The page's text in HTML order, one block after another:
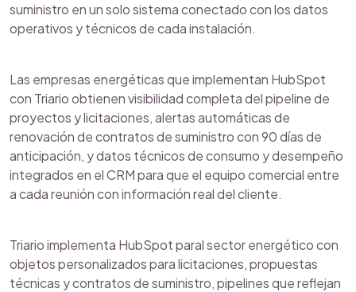
suministro en un solo sistema conectado con los datos
operativos y técnicos de cada instalación.
Las empresas energéticas que implementan HubSpot
con Triario obtienen visibilidad completa del pipeline de
proyectos y licitaciones, alertas automáticas de
renovación de contratos de suministro con 90 días de
anticipación, y datos técnicos de consumo y desempeño
integrados en el CRM para que el equipo comercial entre
a cada reunión con información real del cliente.
Triario implementa HubSpot paral sector energético con
objetos personalizados para licitaciones, propuestas
técnicas y contratos de suministro, pipelines que reflejan